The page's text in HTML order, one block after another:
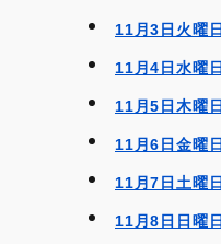
11月3日火曜
11月4日水曜
11月5日木曜
11月6日金曜
11月7日土曜
11月8日日曜